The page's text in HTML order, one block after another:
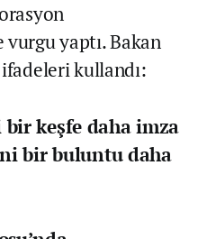
vurgu yaptı. Bakan
ifadeleri kullandı:
bir keşfe daha imza
bir buluntu daha